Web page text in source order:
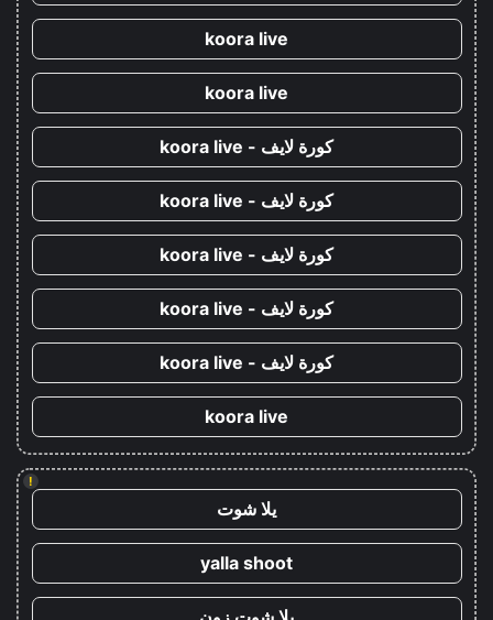
koora live
koora live
كورة لايف - koora live
كورة لايف - koora live
كورة لايف - koora live
كورة لايف - koora live
كورة لايف - koora live
koora live
!
يلا شوت
yalla shoot